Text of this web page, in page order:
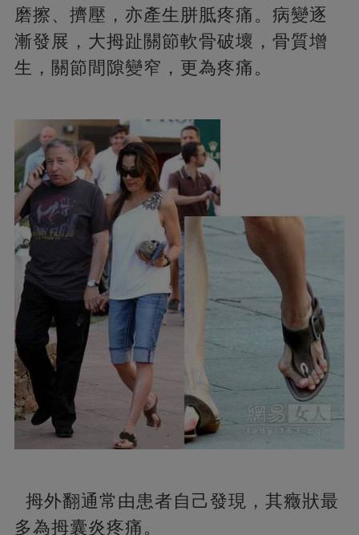
磨擦、擠壓，亦產生胼胝疼痛。病變逐
漸發展，大拇趾關節軟骨破壞，骨質增
生，關節間隙變窄，更為疼痛。
拇外翻通常由患者自己發現，其癥狀最
多為拇囊炎疼痛。